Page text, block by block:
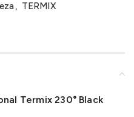
, TERMIX
Termix 230° Black